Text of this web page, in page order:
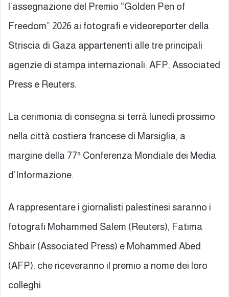
l’assegnazione del Premio “Golden Pen of
Freedom” 2026 ai fotografi e videoreporter della
Striscia di Gaza appartenenti alle tre principali
agenzie di stampa internazionali: AFP, Associated
Press e Reuters.
La cerimonia di consegna si terrà lunedì prossimo
nella città costiera francese di Marsiglia, a
margine della 77ª Conferenza Mondiale dei Media
d’Informazione.
A rappresentare i giornalisti palestinesi saranno i
fotografi Mohammed Salem (Reuters), Fatima
Shbair (Associated Press) e Mohammed Abed
(AFP), che riceveranno il premio a nome dei loro
colleghi.